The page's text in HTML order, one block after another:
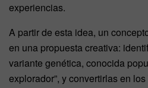
experiencias.
A partir de esta idea, un
en una propuesta creativa:
variante genética, conocida
explorador”, y convertirlas en los